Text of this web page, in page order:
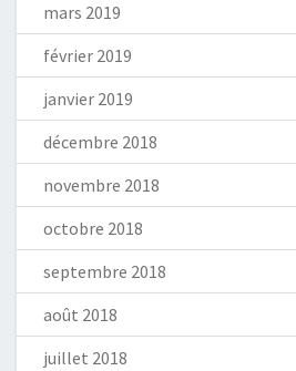
mars 2019
février 2019
janvier 2019
décembre 2018
novembre 2018
octobre 2018
septembre 2018
août 2018
juillet 2018